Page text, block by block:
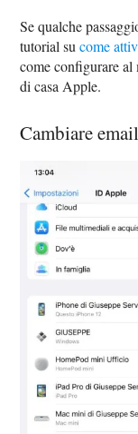
Se qualche
tutorial sucome
come configurare
di casa Apple.
Cambiare